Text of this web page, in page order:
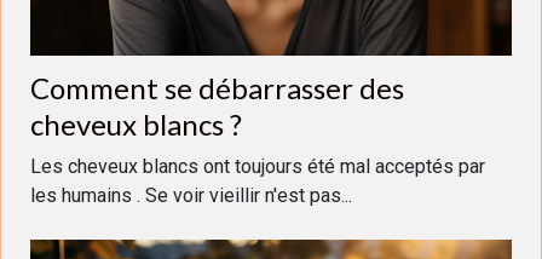
Comment se débarrasser des
cheveux blancs ?
Les cheveux blancs ont toujours été mal acceptés par
les humains . Se voir vieillir n'est pas...